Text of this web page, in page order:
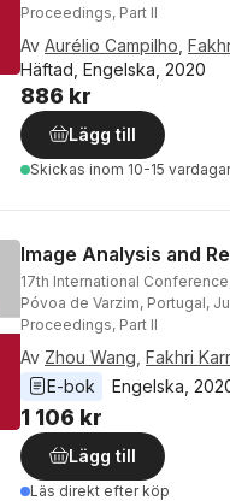
Proceedings, Part II
Av Aurélio Campilho
Häftad, Engelska, 2020
886 kr
Lägg till
Skickas inom 10-15 vardagar
Image Analysis and
17th International
Póvoa de Varzim, Portugal,
Proceedings, Part II
Av Zhou Wang Fakhri
E-bok
Engelska
1 106 kr
Lägg till
Läs direkt efter köp